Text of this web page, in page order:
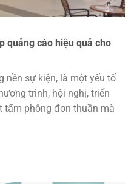
quảng cáo hiệu quả cho
nền sự kiện, là một yếu tố
trình, hội nghị, triển
tấm phông đơn thuần mà